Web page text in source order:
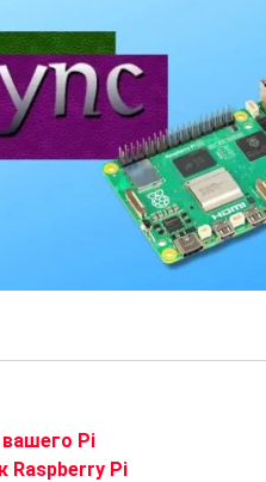
Pi
Raspberry Pi